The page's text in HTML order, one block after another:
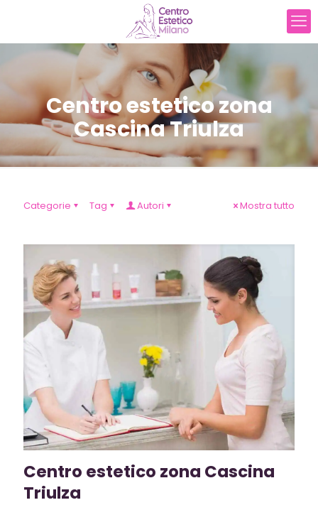
Centro estetico zona
Cascina Triulza
Categorie Tag Autori Mostra tutto
Centro estetico zona Cascina
Triulza